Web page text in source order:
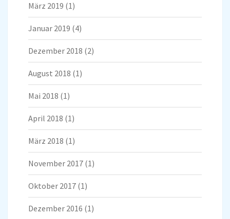
März 2019 (1)
Januar 2019 (4)
Dezember 2018 (2)
August 2018 (1)
Mai 2018 (1)
April 2018 (1)
März 2018 (1)
November 2017 (1)
Oktober 2017 (1)
Dezember 2016 (1)